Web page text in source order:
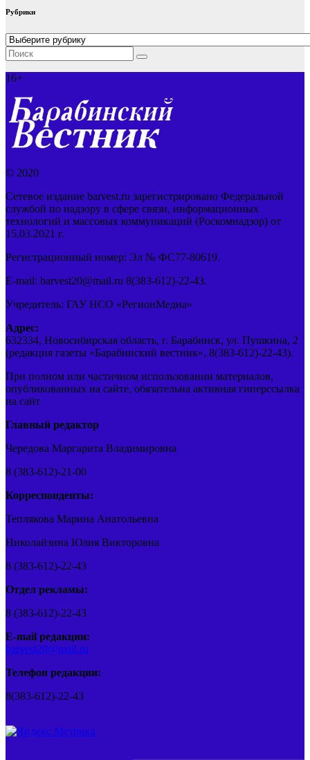
Рубрики
Рубрики
16+
© 2020
Сетевое издание barvest.ru зарегистрировано Федеральной
службой по надзору в сфере связи, информационных
технологий и массовых коммуникаций (Роскомнадзор) от
15.03.2021 г.
Регистрационный номер: Эл № ФС77-80619.
E-mail: barvest20@mail.ru 8(383-612)-22-43.
Учредитель: ГАУ НСО «РегионМедиа»
Адрес:
632334, Новосибирская область, г. Барабинск, ул. Пушкина, 2
(редакция газеты «Барабинский вестник», 8(383-612)-22-43).
При полном или частичном использовании материалов,
опубликованных на сайте, обязательна активная гиперссылка
на сайт
Главный редактор
Чередова Маргарита Владимировна
8 (383-612)-21-00
Корреспонденты:
Теплякова Марина Анатольевна
Николайзина Юлия Викторовна
8 (383-612)-22-43
Отдел рекламы:
8 (383-612)-22-43
E-mail редакции:
barvest20@mail.ru
Телефон редакции:
8(383-612)-22-43